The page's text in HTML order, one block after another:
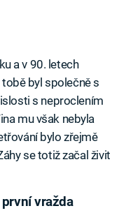
a v 90. letech
byl společně s
s neproclením
mu však nebyla
bylo zřejmě
se totiž začal živit
vražda